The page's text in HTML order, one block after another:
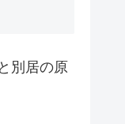
別居の原